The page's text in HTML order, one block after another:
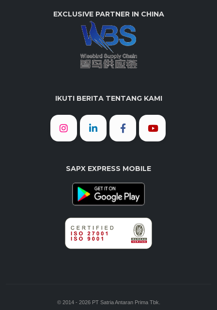
EXCLUSIVE PARTNER IN CHINA
IKUTI BERITA TENTANG KAMI
SAPX EXPRESS MOBILE
© 2014 - 2026 PT Satria Antaran Prima Tbk.